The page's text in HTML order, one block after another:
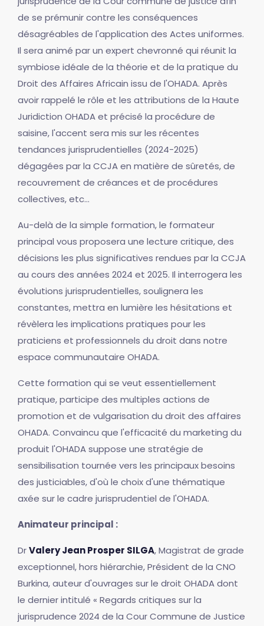
de se prémunir contre les conséquences
désagréables de l'application des Actes uniformes.
Il sera animé par un expert chevronné qui réunit la
symbiose idéale de la théorie et de la pratique du
Droit des Affaires Africain issu de l'OHADA. Après
avoir rappelé le rôle et les attributions de la Haute
Juridiction OHADA et précisé la procédure de
saisine, l'accent sera mis sur les récentes
tendances jurisprudentielles (2024-2025)
dégagées par la CCJA en matière de sûretés, de
recouvrement de créances et de procédures
collectives, etc...
Au-delà de la simple formation, le formateur
principal vous proposera une lecture critique, des
décisions les plus significatives rendues par la CCJA
au cours des années 2024 et 2025. Il interrogera les
évolutions jurisprudentielles, soulignera les
constantes, mettra en lumière les hésitations et
révèlera les implications pratiques pour les
praticiens et professionnels du droit dans notre
espace communautaire OHADA.
Cette formation qui se veut essentiellement
pratique, participe des multiples actions de
promotion et de vulgarisation du droit des affaires
OHADA. Convaincu que l'efficacité du marketing du
produit l'OHADA suppose une stratégie de
sensibilisation tournée vers les principaux besoins
des justiciables, d'où le choix d'une thématique
axée sur le cadre jurisprudentiel de l'OHADA.
Animateur principal :
DrValery Jean Prosper SILGA, Magistrat de grade
exceptionnel, hors hiérarchie, Président de la CNO
Burkina, auteur d'ouvrages sur le droit OHADA dont
le dernier intitulé « Regards critiques sur la
jurisprudence 2024 de la Cour Commune de Justice